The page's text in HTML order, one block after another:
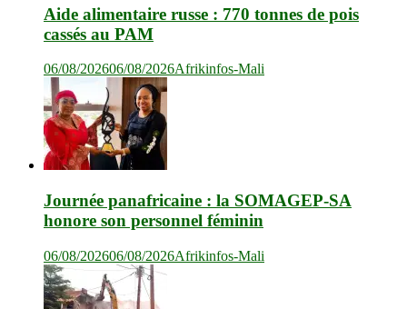
Aide alimentaire russe : 770 tonnes de pois
cassés au PAM
06/08/202606/08/2026Afrikinfos-Mali
Journée panafricaine : la SOMAGEP-SA
honore son personnel féminin
06/08/202606/08/2026Afrikinfos-Mali